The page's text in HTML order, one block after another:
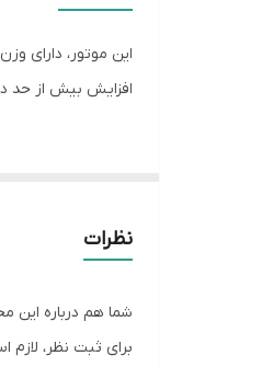
افزایش بیش از حد
نظرات
شما هم درباره این
برای ثبت نظر، لازم